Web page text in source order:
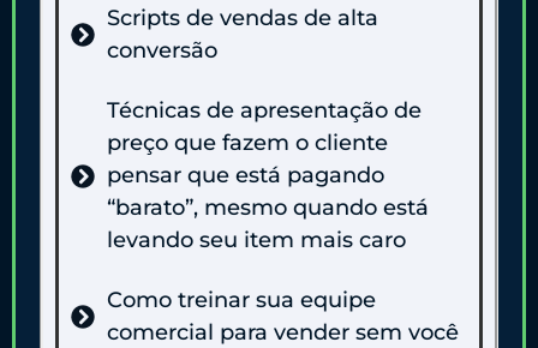
Scripts de vendas de alta
conversão
Técnicas de apresentação de
preço que fazem o cliente
pensar que está pagando
“barato”, mesmo quando está
levando seu item mais caro
Como treinar sua equipe
comercial para vender sem você